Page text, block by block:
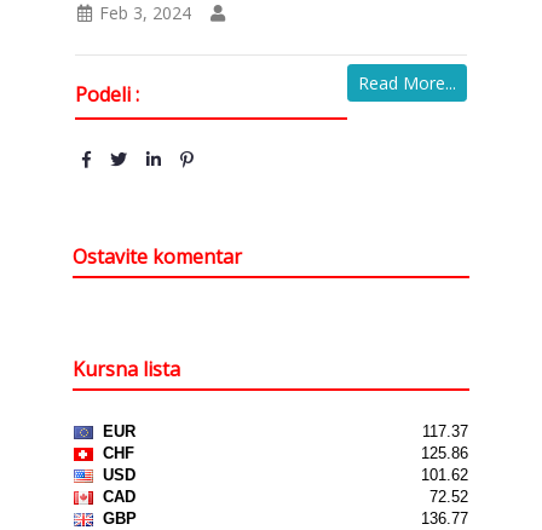
Feb 3, 2024
Read More...
Podeli :
Ostavite komentar
Kursna lista